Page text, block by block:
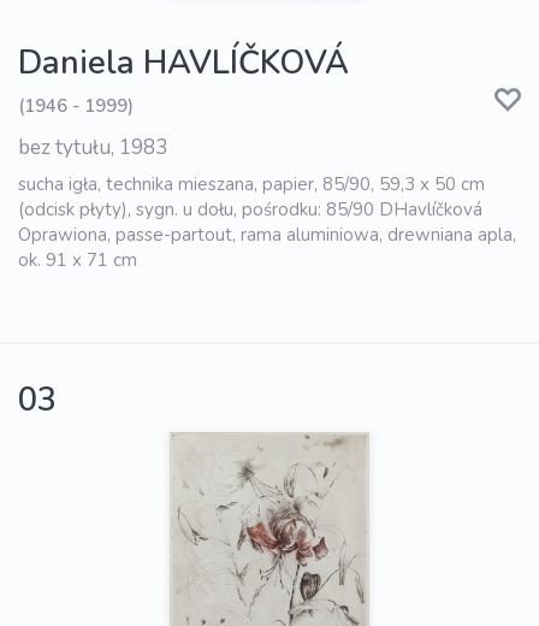
Daniela HAVLÍČKOVÁ
(1946 - 1999)
bez tytułu, 1983
sucha igła, technika mieszana, papier, 85/90, 59,3 x 50 cm
(odcisk płyty), sygn. u dołu, pośrodku: 85/90 DHavlíčková
Oprawiona, passe-partout, rama aluminiowa, drewniana apla,
ok. 91 x 71 cm
03